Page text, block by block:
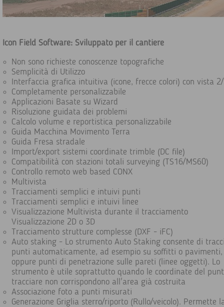
Icon Field Software: Sviluppato per il cantiere
Non sono richieste conoscenze topografiche
Semplicità di Utilizzo
Interfaccia grafica intuitiva (icone, frecce colori) con vista
Completamente personalizzabile
Applicazioni Basate su Wizard
Risoluzione guidata dei problemi
Calcolo volume e reportistica personalizzabile
Guida Macchina Movimento Terra
Guida Fresa stradale
Import/export sistemi coordinate trimble (DC file)
Compatibilità con stazioni totali surveying (TS16/MS60)
Controllo remoto web based CONX
Multivista
Tracciamenti semplici e intuivi punti
Tracciamenti semplici e intuivi linee
Visualizzazione Multivista durante il tracciamento
Visualizzazione 2D o 3D
Tracciamento strutture complesse (DXF - iFC)
Auto staking - Lo strumento Auto Staking consente di
punti automaticamente, ad esempio su soffitti o pavimenti,
oppure punti di penetrazione sulle pareti (linee oggetti). Lo
strumento è utile soprattutto quando le coordinate del
tracciare non corrispondono all'area già costruita
Associazione foto a punti misurati
Generazione Griglia sterro/riporto (Rullo/veicolo). Permette